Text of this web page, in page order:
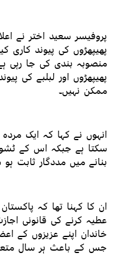
پروفیسر سعید اختر نے
پھیپھڑوں کی پیوند کاری
منصوبہ بندی کی جا رہی
پھیپھڑوں اور لبلبے کی
ممکن نہیں۔
انہوں نے کہا کہ ایک
سکتا ہے جبکہ اس کے
بنانے میں مددگار ثابت
ان کا کہنا تھا کہ
عطیہ کرنے کی قانونی
خاندان اپنے عزیزوں کے
جس کے باعث ہر سال